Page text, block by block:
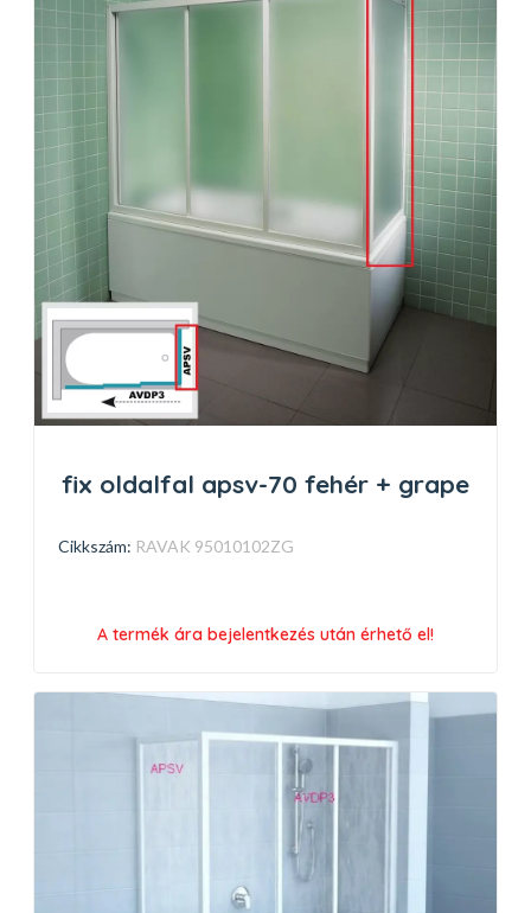
fix oldalfal apsv-70 fehér + grape
Cikkszám: RAVAK 95010102ZG
A termék ára bejelentkezés után érhető el!